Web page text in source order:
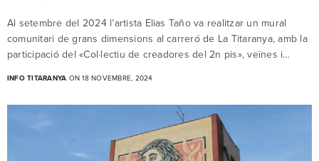
Al setembre del 2024 l’artista Elias Taño va realitzar un mural
comunitari de grans dimensions al carreró de La Titaranya, amb la
participació del «Col·lectiu de creadores del 2n pis», veïnes i…
INFO TITARANYA ON 18 NOVEMBRE, 2024